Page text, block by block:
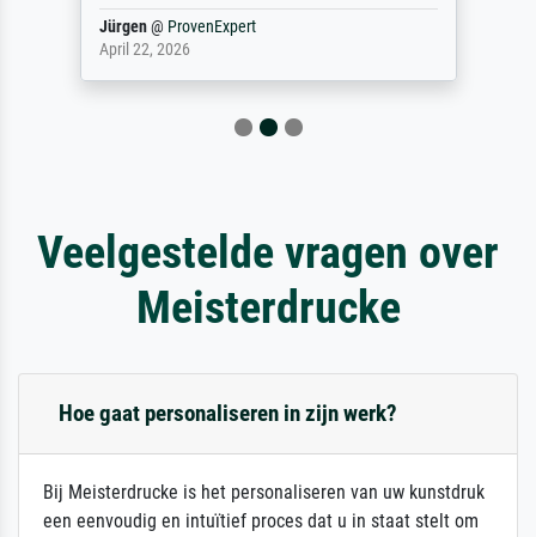
Jürgen@ ProvenExpert
April 22, 2026
Veelgestelde vragen over
Meisterdrucke
Hoe gaat personaliseren in zijn werk?
Bij Meisterdrucke is het personaliseren van uw kunstdruk
een eenvoudig en intuïtief proces dat u in staat stelt om